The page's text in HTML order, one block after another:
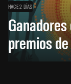
HACE 2 DÍAS
premios